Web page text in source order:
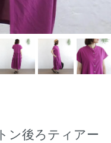
ン後ろティアー